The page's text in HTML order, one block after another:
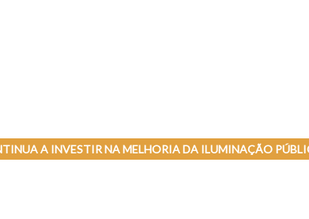
A INVESTIR NA MELHORIA DA ILUMINAÇÃO